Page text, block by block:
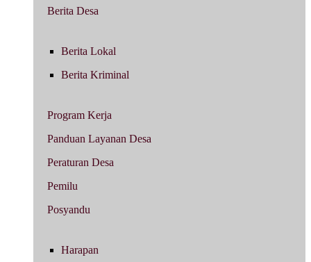
Berita Desa
Berita Lokal
Berita Kriminal
Program Kerja
Panduan Layanan Desa
Peraturan Desa
Pemilu
Posyandu
Harapan